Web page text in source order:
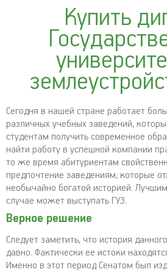
Купить
Сегодня в нашей стране работает
различных учебных заведений,
студентам получить современное
найти работу в успешной компании
то же время абитуриентам
предпочтение заведениям, которые
необычайно богатой историей.
случае может выступать ГУЗ.
Верное решение
Следует заметить, что история
давно. Фактически ее истоки
Именно в этот период Сенатом был